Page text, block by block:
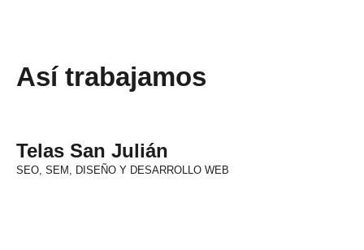
Así trabajamos
Telas San Julián
SEO, SEM, DISEÑO Y DESARROLLO WEB